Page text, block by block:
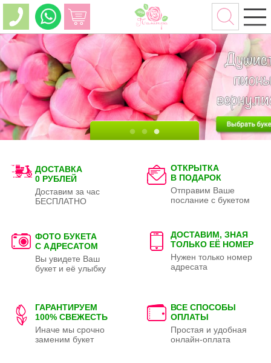
ДОСТАВКА
0 РУБЛЕЙ
Доставим за час
БЕСПЛАТНО
ОТКРЫТКА
В ПОДАРОК
Отправим Ваше
послание с букетом
ФОТО БУКЕТА
С АДРЕСАТОМ
Вы увидете Ваш
букет и её улыбку
ДОСТАВИМ, ЗНАЯ
ТОЛЬКО ЕЁ НОМЕР
Нужен только номер
адресата
ГАРАНТИРУЕМ
100% СВЕЖЕСТЬ
Иначе мы срочно
заменим букет
ВСЕ СПОСОБЫ
ОПЛАТЫ
Простая и удобная
онлайн-оплата